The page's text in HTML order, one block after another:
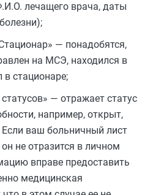
лечащего врача, даты
— понадобятся,
на МСЭ, находился в
в стационаре;
— отражает статус
например, открыт,
ваш больничный лист
не отразится в личном
вправе предоставить
медицинская